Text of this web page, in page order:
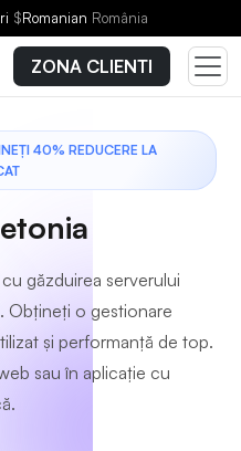
$Romanian România
ZONA CLIENTI
40% REDUCERE LA
găzduirea serverului
Obțineți o gestionare
și performanță de top.
sau în aplicație cu